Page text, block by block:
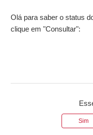
Olá para saber o status
clique em "Consultar":
Sim